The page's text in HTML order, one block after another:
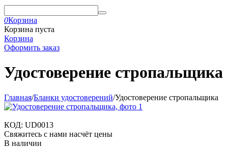
0Корзина
Корзина пуста
Корзина
Оформить заказ
Удостоверение стропальщика
Главная/Бланки удостоверений/Удостоверение стропальщика
КОД: UD0013
Свяжитесь с нами насчёт цены
В наличии